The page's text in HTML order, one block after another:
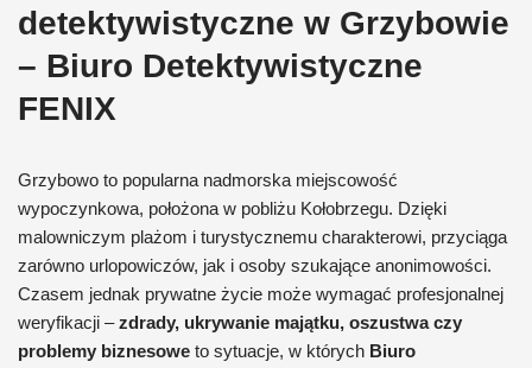
detektywistyczne w Grzybowie
– Biuro Detektywistyczne
FENIX
Grzybowo to popularna nadmorska miejscowość
wypoczynkowa, położona w pobliżu Kołobrzegu. Dzięki
malowniczym plażom i turystycznemu charakterowi, przyciąga
zarówno urlopowiczów, jak i osoby szukające anonimowości.
Czasem jednak prywatne życie może wymagać profesjonalnej
weryfikacji –zdrady, ukrywanie majątku, oszustwa czy
problemy biznesowe to sytuacje, w których Biuro